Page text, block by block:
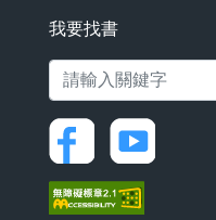
我要找書